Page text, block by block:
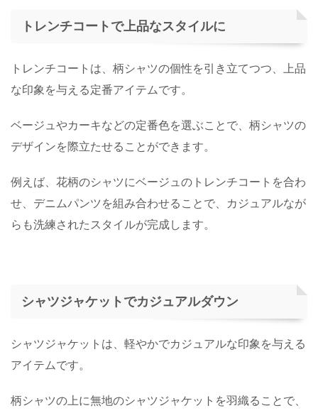
トレンチコートで上品なスタイルに
トレンチコートは、柄シャツの個性を引き立てつつ、上品
な印象を与える定番アイテムです。
ベージュやカーキなどの定番色を選ぶことで、柄シャツの
デザインを際立たせることができます。
例えば、花柄のシャツにベージュのトレンチコートを合わ
せ、デニムパンツを組み合わせることで、カジュアルなが
らも洗練されたスタイルが完成します。
シャツジャケットでカジュアルダウン
シャツジャケットは、軽やかでカジュアルな印象を与える
アイテムです。
柄シャツの上に無地のシャツジャケットを羽織ることで、